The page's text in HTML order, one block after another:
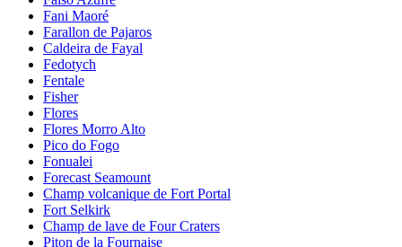
Fani Maoré
Farallon de Pajaros
Caldeira de Fayal
Fedotych
Fentale
Fisher
Flores
Flores Morro Alto
Pico do Fogo
Fonualei
Forecast Seamount
Champ volcanique de Fort Portal
Fort Selkirk
Champ de lave de Four Craters
Piton de la Fournaise